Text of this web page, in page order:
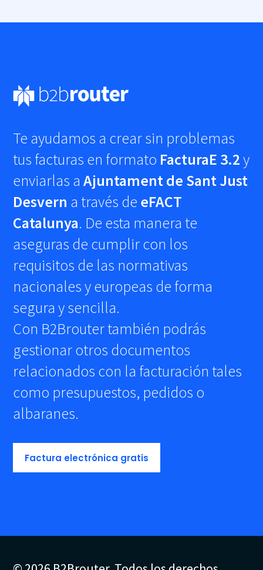
Te ayudamos a crear sin problemas
tus facturas en formato FacturaE 3.2y
enviarlas aAjuntament de Sant Just
Desvern a través de eFACT
Catalunya. De esta manera te
aseguras de cumplir con los
requisitos de las normativas
nacionales y europeas de forma
segura y sencilla.
Con B2Brouter también podrás
gestionar otros documentos
relacionados con la facturación tales
como presupuestos, pedidos o
albaranes.
Factura electrónica gratis